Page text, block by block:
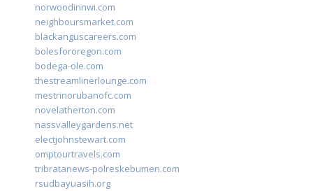
norwoodinnwi.com
neighboursmarket.com
blackanguscareers.com
bolesfororegon.com
bodega-ole.com
thestreamlinerlounge.com
mestrinorubanofc.com
novelatherton.com
nassvalleygardens.net
electjohnstewart.com
omptourtravels.com
tribratanews-polreskebumen.com
rsudbayuasih.org